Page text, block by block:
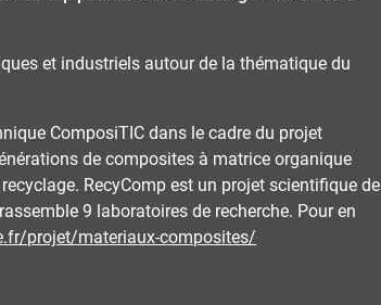
et industriels autour de la thématique du
ComposiTIC dans le cadre du projet
de composites à matrice organique
RecyComp est un projet scientifique de
9 laboratoires de recherche. Pour en
projet/materiaux-composites/